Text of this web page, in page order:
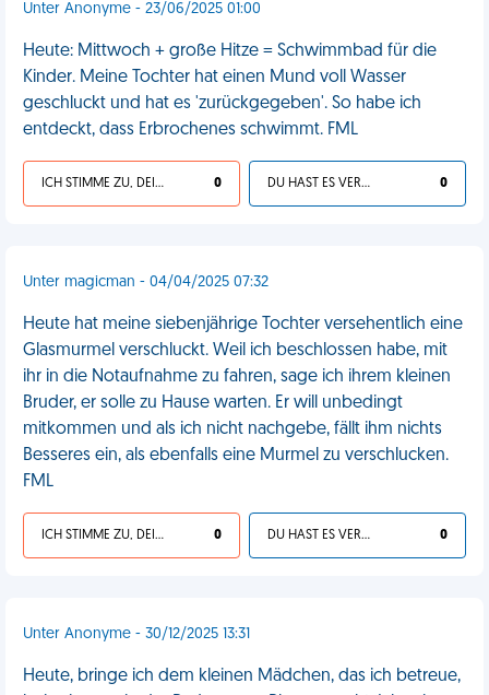
Unter Anonyme - 23/06/2025 01:00
Heute: Mittwoch + große Hitze = Schwimmbad für die
Kinder. Meine Tochter hat einen Mund voll Wasser
geschluckt und hat es 'zurückgegeben'. So habe ich
entdeckt, dass Erbrochenes schwimmt. FML
ICH STIMME ZU, DEIN LEBEN IST SCHEISSE 0 DU HAST ES VERDIENT 0
Unter magicman - 04/04/2025 07:32
Heute hat meine siebenjährige Tochter versehentlich eine
Glasmurmel verschluckt. Weil ich beschlossen habe, mit
ihr in die Notaufnahme zu fahren, sage ich ihrem kleinen
Bruder, er solle zu Hause warten. Er will unbedingt
mitkommen und als ich nicht nachgebe, fällt ihm nichts
Besseres ein, als ebenfalls eine Murmel zu verschlucken.
FML
ICH STIMME ZU, DEIN LEBEN IST SCHEISSE 0 DU HAST ES VERDIENT 0
Unter Anonyme - 30/12/2025 13:31
Heute, bringe ich dem kleinen Mädchen, das ich betreue,